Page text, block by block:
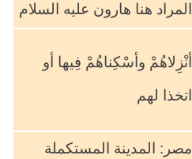
المراد هنا هارون عليه السلام
أنْزِلاهُمْ وأسْكِناهُمْ فِيها أو
اتخذا لهم
مصر: المدينة المستكملة